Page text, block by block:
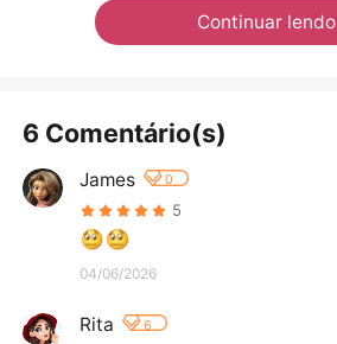
Continuar lendo
6 Comentário(s)
James 0
5
04/06/2026
Rita 6